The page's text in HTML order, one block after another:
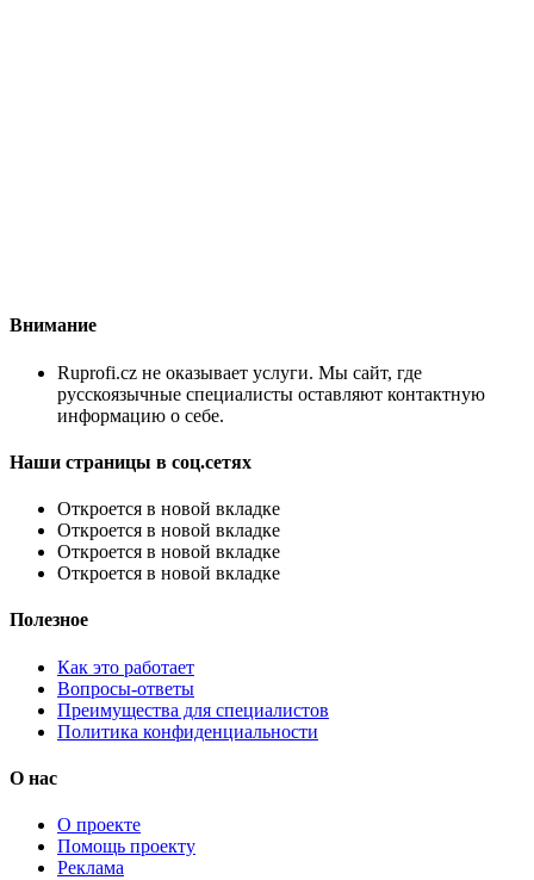
Внимание
Ruprofi.cz не оказывает услуги. Мы сайт, где
русскоязычные специалисты оставляют контактную
информацию о себе.
Наши страницы в соц.сетях
Откроется в новой вкладке
Откроется в новой вкладке
Откроется в новой вкладке
Откроется в новой вкладке
Полезное
Как это работает
Вопросы-ответы
Преимущества для специалистов
Политика конфиденциальности
О нас
О проекте
Помощь проекту
Реклама